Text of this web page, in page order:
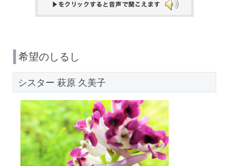
希望のしるし
シスター 萩原 久美子